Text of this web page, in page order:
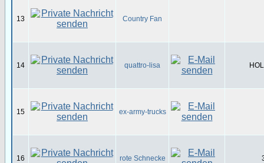
13 Country Fan
14 quattro-lisa
15 ex-army-trucks
16 rote Schnecke